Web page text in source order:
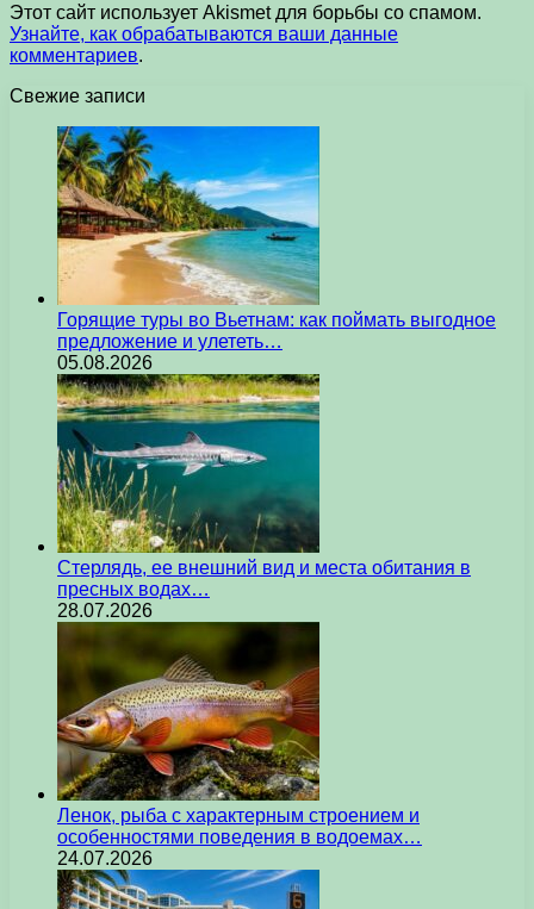
Этот сайт использует Akismet для борьбы со спамом.
Узнайте, как обрабатываются ваши данные
комментариев.
Свежие записи
Горящие туры во Вьетнам: как поймать выгодное
предложение и улететь…
05.08.2026
Стерлядь, ее внешний вид и места обитания в
пресных водах…
28.07.2026
Ленок, рыба с характерным строением и
особенностями поведения в водоемах…
24.07.2026